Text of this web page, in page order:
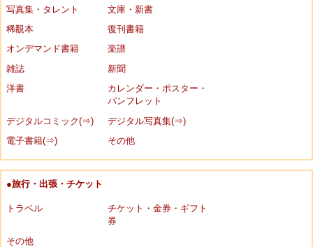
写真集・タレント
文庫・新書
稀覯本
復刊書籍
オンデマンド書籍
楽譜
雑誌
新聞
洋書
カレンダー・ポスター・
パンフレット
デジタルコミック(⇒)
デジタル写真集(⇒)
電子書籍(⇒)
その他
●旅行・出張・チケット
トラベル
チケット・金券・ギフト
券
その他